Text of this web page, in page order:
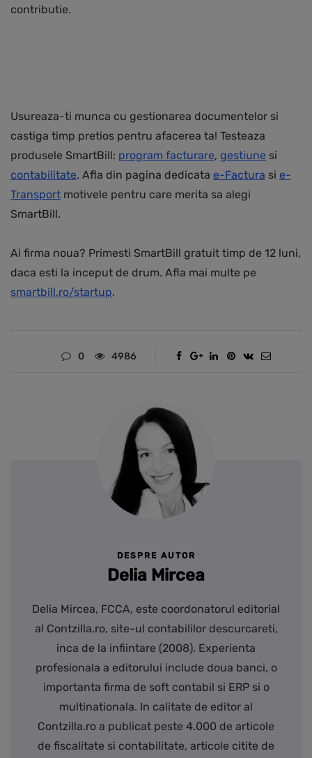
contributie.
Usureaza-ti munca cu gestionarea documentelor si
castiga timp pretios pentru afacerea ta! Testeaza
produsele SmartBill: program facturare, gestiune si
contabilitate. Afla din pagina dedicata e-Factura si e-
Transport motivele pentru care merita sa alegi
SmartBill.
Ai firma noua? Primesti SmartBill gratuit timp de 12 luni,
daca esti la inceput de drum. Afla mai multe pe
smartbill.ro/startup.
0 4986
DESPRE AUTOR
Delia Mircea
Delia Mircea, FCCA, este coordonatorul editorial
al Contzilla.ro, site-ul contabililor descurcareti,
inca de la infiintare (2008). Experienta
profesionala a editorului include doua banci, o
importanta firma de soft contabil si ERP si o
multinationala. In calitate de editor al
Contzilla.ro a publicat peste 4.000 de articole
de fiscalitate si contabilitate, articole citite de